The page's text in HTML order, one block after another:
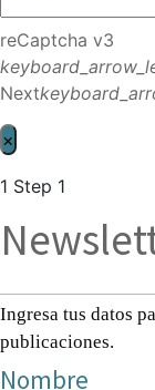
reCaptcha v3
Next
×
1 Step 1
Ingresa tus datos
publicaciones.
Nombre